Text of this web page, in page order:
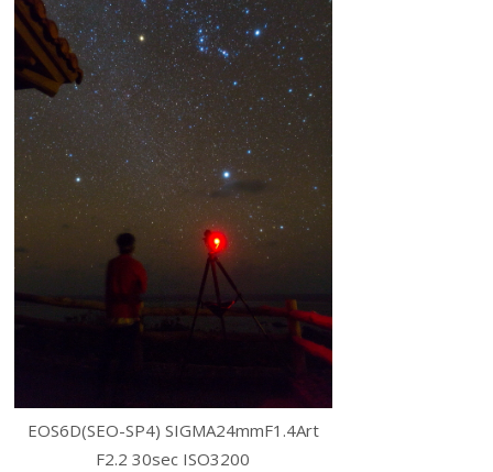
EOS6D(SEO-SP4) SIGMA24mmF1.4Art
F2.2 30sec ISO3200